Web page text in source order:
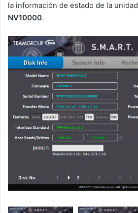
la información de estado de la unidad
NV10000.